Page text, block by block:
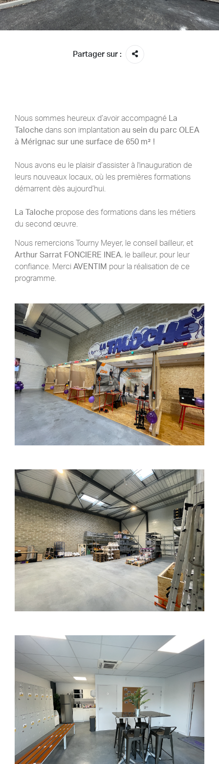
Partager sur :
Nous sommes heureux d’avoir accompagné
La
Taloche dans son implantation au sein du parc OLEA
à Mérignac sur une surface de 650 m² !
Nous avons eu le plaisir d’assister à l'inauguration de
leurs nouveaux locaux, où les premières formations
démarrent dès aujourd’hui.
La Taloche propose des formations dans les métiers
du second œuvre.
Nous remercions Tourny Meyer, le conseil bailleur, et
Arthur Sarrat FONCIERE INEA, le bailleur, pour leur
confiance. Merci AVENTIM pour la réalisation de ce
programme.